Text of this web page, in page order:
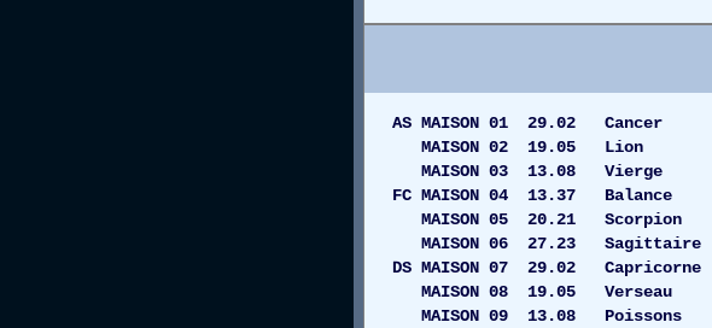
AS MAISON 01 29.02 Cancer
MAISON 02 19.05 Lion
MAISON 03 13.08 Vierge
FC MAISON 04 13.37 Balance
MAISON 05 20.21 Scorpion
MAISON 06 27.23 Sagittaire
DS MAISON 07 29.02 Capricorne
MAISON 08 19.05 Verseau
MAISON 09 13.08 Poissons